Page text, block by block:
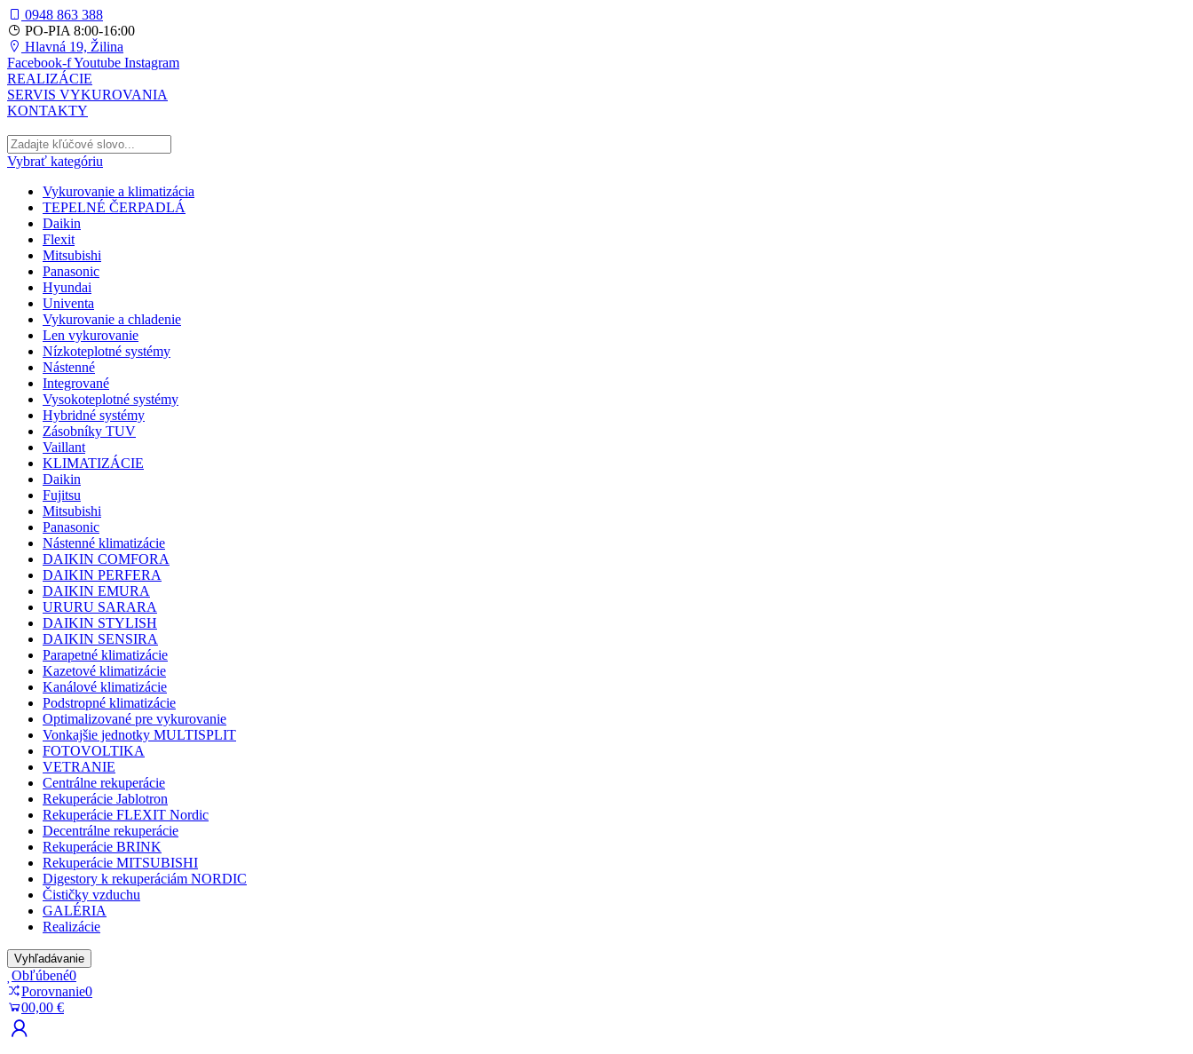
0948 863 388
PO-PIA 8:00-16:00
Hlavná 19, Žilina
Facebook-fYoutube Instagram
REALIZÁCIE
SERVIS VYKUROVANIA
KONTAKTY
Vybrať kategóriu
Vykurovanie a klimatizácia
TEPELNÉ ČERPADLÁ
Daikin
Flexit
Mitsubishi
Panasonic
Hyundai
Univenta
Vykurovanie a chladenie
Len vykurovanie
Nízkoteplotné systémy
Nástenné
Integrované
Vysokoteplotné systémy
Hybridné systémy
Zásobníky TUV
Vaillant
KLIMATIZÁCIE
Daikin
Fujitsu
Mitsubishi
Panasonic
Nástenné klimatizácie
DAIKIN COMFORA
DAIKIN PERFERA
DAIKIN EMURA
URURU SARARA
DAIKIN STYLISH
DAIKIN SENSIRA
Parapetné klimatizácie
Kazetové klimatizácie
Kanálové klimatizácie
Podstropné klimatizácie
Optimalizované pre vykurovanie
Vonkajšie jednotky MULTISPLIT
FOTOVOLTIKA
VETRANIE
Centrálne rekuperácie
Rekuperácie Jablotron
Rekuperácie FLEXIT Nordic
Decentrálne rekuperácie
Rekuperácie BRINK
Rekuperácie MITSUBISHI
Digestory k rekuperáciám NORDIC
Čističky vzduchu
GALÉRIA
Realizácie
Vyhľadávanie
Obľúbené0
Porovnanie0
00,00 €